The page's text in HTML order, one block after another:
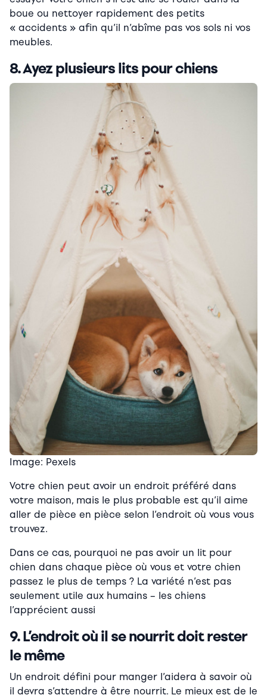
boue ou nettoyer rapidement des petits
« accidents » afin qu’il n’abîme pas vos sols ni vos
meubles.
8. Ayez plusieurs lits pour chiens
Image: Pexels
Votre chien peut avoir un endroit préféré dans
votre maison, mais le plus probable est qu’il aime
aller de pièce en pièce selon l’endroit où vous vous
trouvez.
Dans ce cas, pourquoi ne pas avoir un lit pour
chien dans chaque pièce où vous et votre chien
passez le plus de temps ? La variété n’est pas
seulement utile aux humains – les chiens
l’apprécient aussi
9. L’endroit où il se nourrit doit rester
le même
Un endroit défini pour manger l’aidera à savoir où
il devra s’attendre à être nourrit. Le mieux est de le